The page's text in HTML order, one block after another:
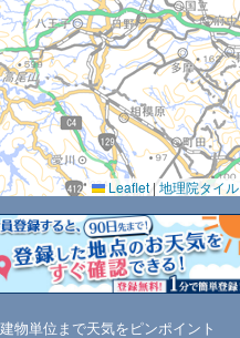
Leaflet | 地理院タイル
建物単位まで天気をピンポイント